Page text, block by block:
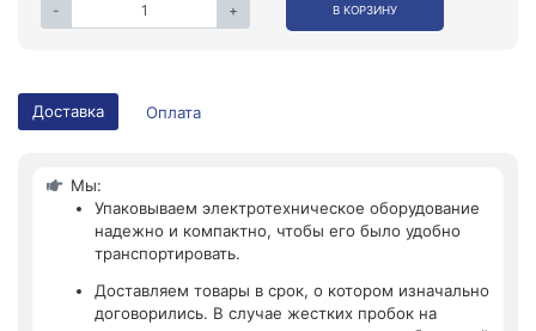
- + В КОРЗИНУ
Доставка Оплата
Мы:
Упаковываем электротехническое оборудование
надежно и компактно, чтобы его было удобно
транспортировать.
Доставляем товары в срок, о котором изначально
договорились. В случае жестких пробок на